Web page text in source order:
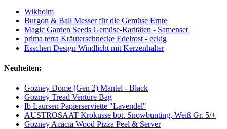
Wikholm
Burgon & Ball Messer für die Gemüse Ernte
Magic Garden Seeds Gemüse-Raritäten - Samenset
prima terra Kräuterschnecke Edelrost - eckig
Esschert Design Windlicht mit Kerzenhalter
Neuheiten:
Gozney Dome (Gen 2) Mantel - Black
Gozney Tread Venture Bag
Ib Laursen Papierserviette "Lavendel"
AUSTROSAAT Krokusse bot. Snowbunting, Weiß Gr. 5/+
Gozney Acacia Wood Pizza Peel & Server